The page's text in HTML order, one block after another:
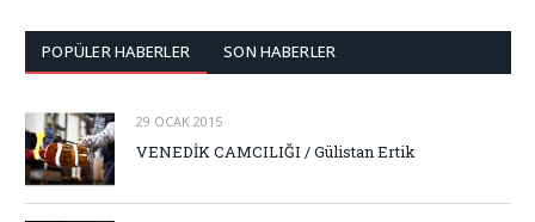
POPÜLER HABERLER SON HABERLER
29 OCAK 2015
VENEDİK CAMCILIĞI / Gülistan Ertik